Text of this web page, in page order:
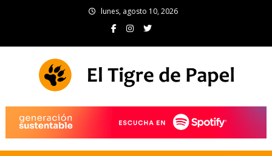
lunes, agosto 10, 2026